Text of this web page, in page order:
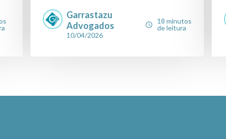
Garrastazu
Advogados
10/04/2026
18 minutos
de leitura